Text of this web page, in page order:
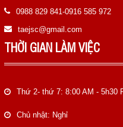
0988 829 841-0916 585 972
taejsc@gmail.com
THỜI GIAN LÀM VIỆC
Thứ 2- thứ 7: 8:00 AM - 5h30
Chủ nhật: Nghỉ